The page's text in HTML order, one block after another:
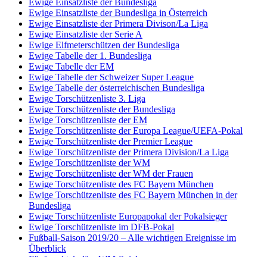
Ewige Einsatzliste der Bundesliga in Österreich
Ewige Einsatzliste der Primera Divison/La Liga
Ewige Einsatzliste der Serie A
Ewige Elfmeterschützen der Bundesliga
Ewige Tabelle der 1. Bundesliga
Ewige Tabelle der EM
Ewige Tabelle der Schweizer Super League
Ewige Tabelle der österreichischen Bundesliga
Ewige Torschützenliste 3. Liga
Ewige Torschützenliste der Bundesliga
Ewige Torschützenliste der EM
Ewige Torschützenliste der Europa League/UEFA-Pokal
Ewige Torschützenliste der Premier League
Ewige Torschützenliste der Primera Division/La Liga
Ewige Torschützenliste der WM
Ewige Torschützenliste der WM der Frauen
Ewige Torschützenliste des FC Bayern München
Ewige Torschützenliste des FC Bayern München in der
Bundesliga
Ewige Torschützenliste Europapokal der Pokalsieger
Ewige Torschützenliste im DFB-Pokal
Fußball-Saison 2019/20 – Alle wichtigen Ereignisse im
Überblick